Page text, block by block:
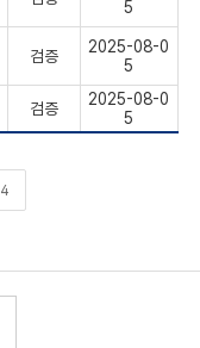
5
검증
2025-08-0
5
검증
2025-08-0
5
4